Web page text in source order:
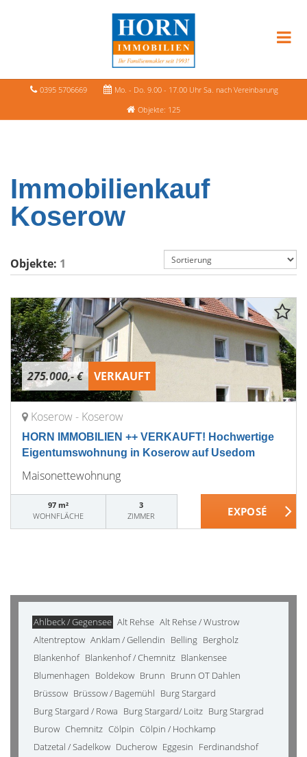
0395 5706669
Mo. - Do. 9.00 - 17.00 Uhr Sa. nach Vereinbarung
Objekte: 125
Immobilienkauf
Koserow
Objekte: 1
275.000,- € VERKAUFT
Koserow - Koserow
HORN IMMOBILIEN ++ VERKAUFT! Hochwertige
Eigentumswohnung in Koserow auf Usedom
Maisonettewohnung
97 m²
WOHNFLÄCHE
3
ZIMMER
Ahlbeck / Gegensee Alt Rehse Alt Rehse / Wustrow
Altentreptow Anklam / Gellendin Belling Bergholz
Blankenhof Blankenhof / Chemnitz Blankensee
Blumenhagen Boldekow Brunn Brunn OT Dahlen
Brüssow Brüssow / Bagemühl Burg Stargard
Burg Stargard / Rowa Burg Stargard/ Loitz Burg Stargrad
Burow Chemnitz Cölpin Cölpin / Hochkamp
Datzetal / Sadelkow Ducherow Eggesin Ferdinandshof